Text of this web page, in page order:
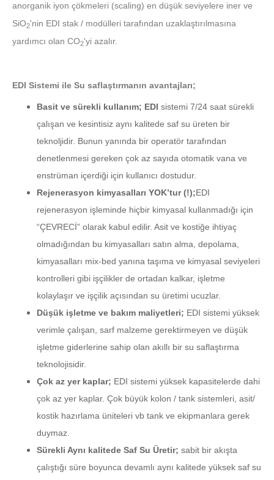
anorganik iyon çökmeleri (scaling) en düşük seviyelere iner ve
SiO2'nin EDI stak / modülleri tarafından uzaklaştırılmasına
yardımcı olan CO2'yi azalır.
EDI Sistemi ile Su saflaştırmanın avantajları;
Basit ve sürekli kullanım; EDI sistemi 7/24 saat sürekli
çalışan ve kesintisiz aynı kalitede saf su üreten bir
teknoljidir. Bunun yanında bir operatör tarafından
denetlenmesi gereken çok az sayıda otomatik vana ve
enstrüman içerdiği için kullanıcı dostudur.
Rejenerasyon kimyasalları YOK’tur (!);EDI
rejenerasyon işleminde hiçbir kimyasal kullanmadığı için
“ÇEVRECİ” olarak kabul edilir. Asit ve kostiğe ihtiyaç
olmadığından bu kimyasalları satın alma, depolama,
kimyasalları mix-bed yanına taşıma ve kimyasal seviyeleri
kontrolleri gibi işçilikler de ortadan kalkar, işletme
kolaylaşır ve işçilik açısından su üretimi ucuzlar.
Düşük işletme ve bakım maliyetleri; EDI sistemi yüksek
verimle çalışan, sarf malzeme gerektirmeyen ve düşük
işletme giderlerine sahip olan akıllı bir su saflaştırma
teknolojisidir.
Çok az yer kaplar; EDI sistemi yüksek kapasitelerde dahi
çok az yer kaplar. Çok büyük kolon / tank sistemleri, asit/
kostik hazırlama üniteleri vb tank ve ekipmanlara gerek
duymaz.
Sürekli Aynı kalitede Saf Su Üretir; sabit bir akışta
çalıştığı süre boyunca devamlı aynı kalitede yüksek saf su